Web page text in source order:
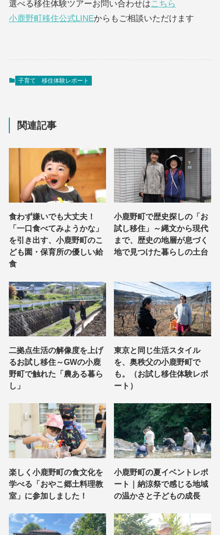
選べる移住体験ツアーお問い合わせはこちら
小鹿野町移住公式LINEからもご相談いただけます
子育て 移住体験レポート
関連記事
食わず嫌いでも大丈夫！
「一口食べてみようかな」
を引き出す、小鹿野町のこ
ども園・保育所の優しい給
食
小鹿野町で歴史探しの「お
試し移住」～縄文から現代
まで、歴史の地層が息づく
地で見つけた暮らしの土台
二拠点生活の解像度を上げ
るお試し移住～GWの小鹿
野町で触れた「農ある暮ら
し」
東京と同じ生活スタイル
を、奥秩父の小鹿野町で
も。（お試し移住体験レポ
ート）
楽しく小鹿野町の食文化を
学べる「おやこ郷土料理教
室」に参加しました！
小鹿野町の夏イベントレポ
ート｜納涼祭で感じる地域
の温かさと子どもの成長